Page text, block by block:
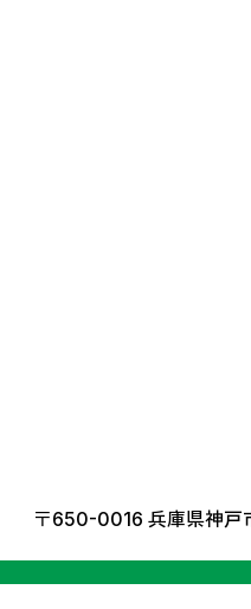
〒650-0016 兵庫県神戸